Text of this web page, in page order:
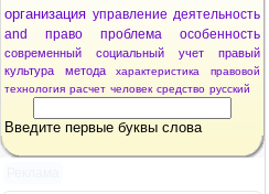
организация управление деятельность
and
право проблема особенность
современный социальный учет
правый
культура
метода характеристика
правовой
технология расчет человек средство русский
Введите первые буквы слова